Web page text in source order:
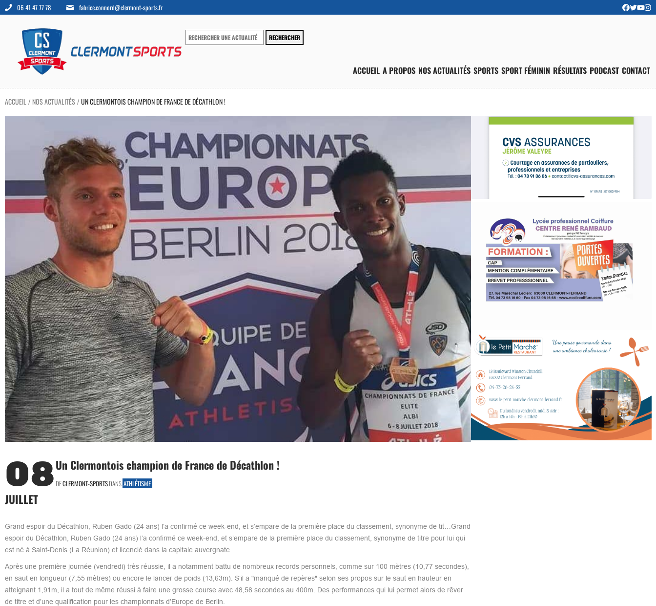
06 41 47 77 78 fabrice.connord@clermont-sports.fr
ACCUEIL A PROPOS NOS ACTUALITÉS SPORTS SPORT FÉMININ RÉSULTATS PODCAST CONTACT
ACCUEIL / NOS ACTUALITÉS/UN CLERMONTOIS CHAMPION DE FRANCE DE DÉCATHLON !
08
JUILLET
Un Clermontois champion de France de Décathlon !
DECLERMONT-SPORTSDANS ATHLÉTISME
Grand espoir du Décathlon, Ruben Gado (24 ans) l’a confirmé ce week-end, et s’empare de la première place du classement, synonyme de tit…Grand
espoir du Décathlon, Ruben Gado (24 ans) l’a confirmé ce week-end, et s’empare de la première place du classement, synonyme de titre pour lui qui
est né à Saint-Denis (La Réunion) et licencié dans la capitale auvergnate.
Après une première journée (vendredi) très réussie, il a notamment battu de nombreux records personnels, comme sur 100 mètres (10,77 secondes),
en saut en longueur (7,55 mètres) ou encore le lancer de poids (13,63m). S’il a "manqué de repères" selon ses propos sur le saut en hauteur en
atteignant 1,91m, il a tout de même réussi à faire une grosse course avec 48,58 secondes au 400m. Des performances qui lui permet alors de rêver
de titre et d’une qualification pour les championnats d’Europe de Berlin.